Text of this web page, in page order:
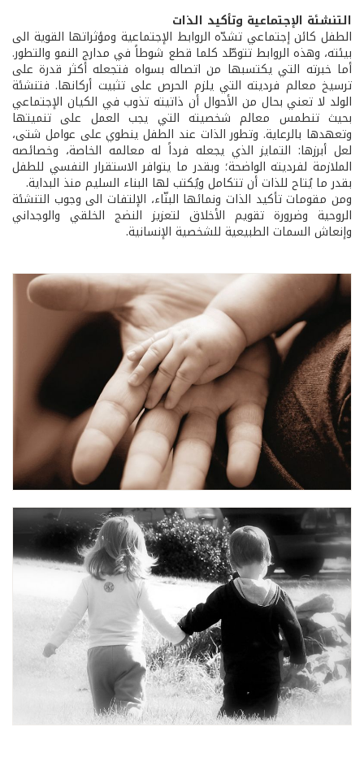
التنشئة الإجتماعية وتأكيد الذات
الطفل كائن إجتماعي تشدّه الروابط الإجتماعية ومؤثراتها القوية الى
بيئته، وهذه الروابط تتوطّد كلما قطع شوطاً في مدارج النمو والتطور.
أما خبرته التي يكتسبها من اتصاله بسواه فتجعله أكثر قدرة على
ترسيخ معالم فرديته التي يلزم الحرص على تثبيت أركانها. فتنشئة
الولد لا تعني بحال من الأحوال أن ذاتيته تذوب في الكيان الإجتماعي
بحيث تنطمس معالم شخصيته التي يجب العمل على تنميتها
وتعهدها بالرعاية. وتطور الذات عند الطفل ينطوي على عوامل شتى،
لعل أبرزها: التمايز الذي يجعله فرداً له معالمه الخاصة، وخصائصه
الملازمة لفرديته الواضحة؛ وبقدر ما يتوافر الاستقرار النفسي للطفل
بقدر ما يُتاح للذات أن تتكامل ويُكتب لها البناء السليم منذ البداية.
ومن مقومات تأكيد الذات ونمائها البنّاء، الإلتفات الى وجوب التنشئة
الروحية وضرورة تقويم الأخلاق لتعزيز النضج الخلقي والوجداني
وإنعاش السمات الطبيعية للشخصية الإنسانية.